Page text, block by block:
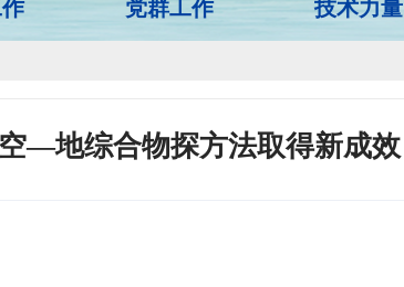
党群工作 技术力量
—地综合物探方法取得新成效